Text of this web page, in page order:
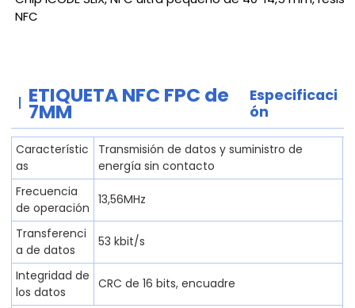
NFC
ETIQUETA NFC FPC de
7MM
Especificaci
ón
Característic
as
Transmisión de datos y suministro de
energía sin contacto
Frecuencia
de operación
13,56MHz
Transferenci
a de datos
53 kbit/s
Integridad de
los datos
CRC de 16 bits, encuadre